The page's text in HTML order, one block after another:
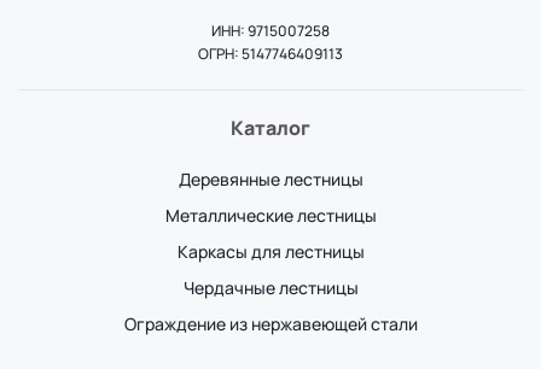
ИНН: 9715007258
ОГРН: 5147746409113
Каталог
Деревянные лестницы
Металлические лестницы
Каркасы для лестницы
Чердачные лестницы
Ограждение из нержавеющей стали